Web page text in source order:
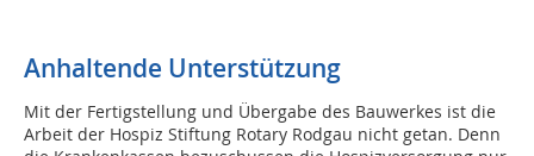
Anhaltende Unterstützung
Mit der Fertigstellung und Übergabe des Bauwerkes ist die
Arbeit der Hospiz Stiftung Rotary Rodgau nicht getan. Denn